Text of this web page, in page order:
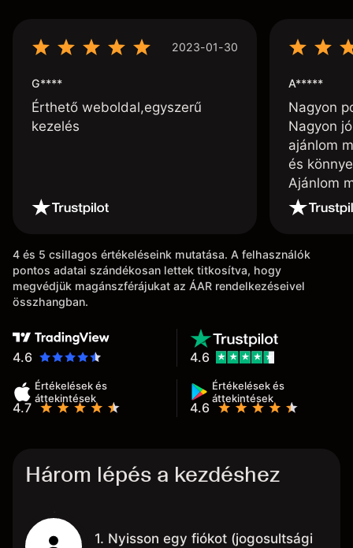
2023-01-30
G****
Érthető weboldal,egyszerű
kezelés
A*****
Nagyon
Nagyon
ajánlom
és
Ajánlom
4 és 5 csillagos értékeléseink mutatása. A felhasználók
pontos adatai szándékosan lettek titkosítva, hogy
megvédjük magánszférájukat az ÁAR rendelkezéseivel
összhangban.
4.6
Értékelések és
áttekintések
4.7
Értékelések és
áttekintések
4.6
4.6
Három lépés a kezdéshez
1. Nyisson egy fiókot (jogosultsági